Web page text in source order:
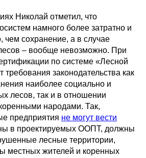
Николай отметил, что
намного более затратно и
сохранение, а в случае
– вообще невозможно. При
по системе «Лесной
законодательства как
наиболее социально и
лесов, так и в отношении
народами. Так,
предприятия не могут вести
в проектируемых ООПТ, должны
лесные территории,
местных жителей и коренных